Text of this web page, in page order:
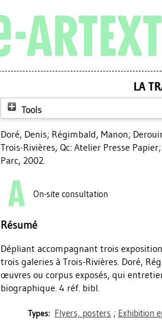
LA
Tools
Doré, Denis; Régimbald, Manon;
Trois-Rivières, Qc: Atelier Presse
Parc, 2002.
On-site consultation
Résumé
Dépliant accompagnant trois
trois galeries à Trois-Rivières. Doré,
œuvres ou corpus exposés, qui
biographique. 4 réf. bibl.
Types: Flyers, posters ; Exhibition